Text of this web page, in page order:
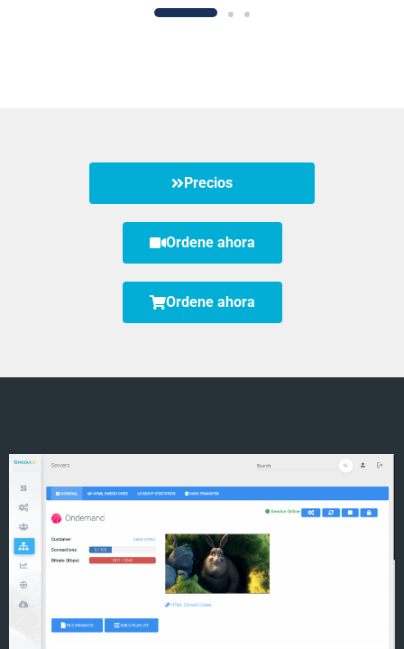
Precios
Ordene ahora
Ordene ahora